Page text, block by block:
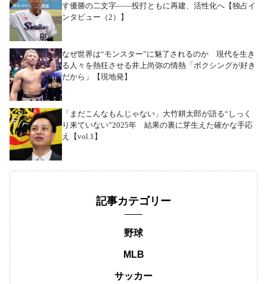
す優勝の二文字――投打ともに再建、活性化へ【独占イ
ンタビュー（2）】
なぜ世界は“モンスター”に魅了されるのか 現代を生き
る人々を熱狂させる井上尚弥の情熱「ボクシングが好き
だから」【現地発】
「まだこんなもんじゃない」大竹耕太郎が語る“しっく
り来ていない”2025年 結果の裏に芽生えた確かな手応
え【vol.1】
記事カテゴリー
野球
MLB
サッカー